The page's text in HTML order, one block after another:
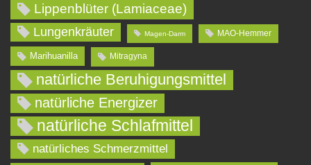
Lippenblüter (Lamiaceae)
Lungenkräuter Magen-Darm MAO-Hemmer
Marihuanilla Mitragyna
natürliche Beruhigungsmittel
natürliche Energizer
natürliche Schlafmittel
natürliches Schmerzmittel